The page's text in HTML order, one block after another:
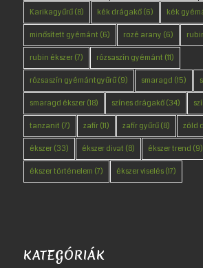
Karikagyűrű(8) kék drágakő(6) kék
minősített gyémánt (6) rozé arany (6)
rubin ékszer(7) rózsaszín gyémánt (11)
rózsaszín gyémántgyűrű(9) smaragd (15)
smaragd ékszer(18) színes drágakő(34)
tanzanit (7) zafír(11) zafír gyűrű(8) zöld
ékszer(33) ékszer divat (8) ékszer trend (9)
ékszer történelem (7) ékszer viselés(17)
KATEGÓRIÁK